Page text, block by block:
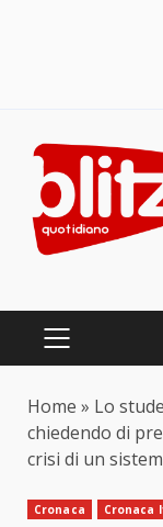
content
PRIMARY
Home » Lo
chiedendo di
crisi di un
Cronaca Cronaca